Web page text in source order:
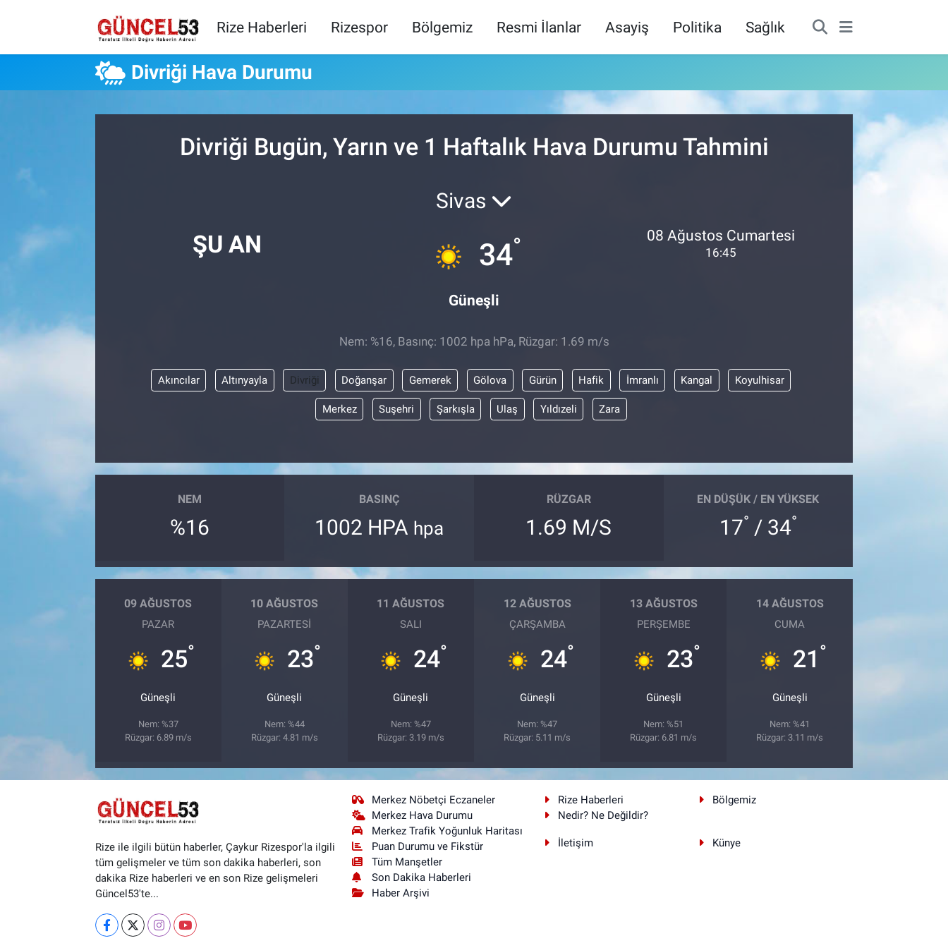
Rize Haberleri Rizespor Bölgemiz Resmi İlanlar Asayiş Politika Sağlık
Divriği Hava Durumu
Divriği Bugün, Yarın ve 1 Haftalık Hava Durumu Tahmini
ŞU AN
Sivas
34°
Güneşli
08 Ağustos Cumartesi
16:45
Nem: %16, Basınç: 1002 hpa hPa, Rüzgar: 1.69 m/s
Akıncılar Altınyayla Divriği Doğanşar Gemerek Gölova Gürün Hafik İmranlı Kangal Koyulhisar
Merkez Suşehri Şarkışla Ulaş Yıldızeli Zara
NEM
%16
BASINÇ
1002 HPA hpa
RÜZGAR
1.69 M/S
EN DÜŞÜK / EN YÜKSEK
17° / 34°
09 AĞUSTOS
PAZAR
25°
Güneşli
Nem: %37
Rüzgar: 6.89 m/s
10 AĞUSTOS
PAZARTESI
23°
Güneşli
Nem: %44
Rüzgar: 4.81 m/s
11 AĞUSTOS
SALI
24°
Güneşli
Nem: %47
Rüzgar: 3.19 m/s
12 AĞUSTOS
ÇARŞAMBA
24°
Güneşli
Nem: %47
Rüzgar: 5.11 m/s
13 AĞUSTOS
PERŞEMBE
23°
Güneşli
Nem: %51
Rüzgar: 6.81 m/s
14 AĞUSTOS
CUMA
21 °
Güneşli
Nem: %41
Rüzgar: 3.11 m/s
Rize ile ilgili bütün haberler, Çaykur Rizespor'la ilgili
tüm gelişmeler ve tüm son dakika haberleri, son
dakika Rize haberleri ve en son Rize gelişmeleri
Güncel53'te...
Merkez Nöbetçi Eczaneler
Merkez Hava Durumu
Merkez Trafik Yoğunluk Haritası
Puan Durumu ve Fikstür
Tüm Manşetler
Son Dakika Haberleri
Haber Arşivi
Rize Haberleri
Bölgemiz
Nedir? Ne Değildir?
İletişim Künye